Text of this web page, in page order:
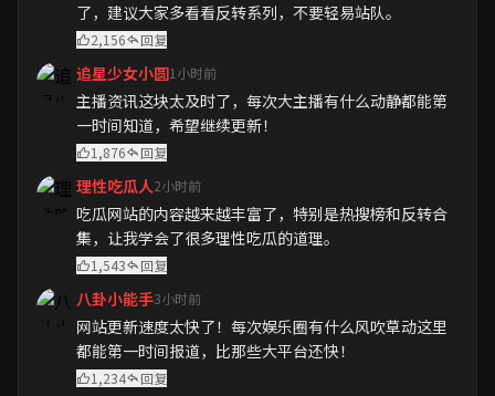
了，建议大家多看看反转系列，不要轻易站队。
2,156 回复
追星少女小圆1小时前
主播资讯这块太及时了，每次大主播有什么动静都能第
一时间知道，希望继续更新！
1,876 回复
理性吃瓜人2小时前
吃瓜网站的内容越来越丰富了，特别是热搜榜和反转合
集，让我学会了很多理性吃瓜的道理。
1,543 回复
八卦小能手3小时前
网站更新速度太快了！每次娱乐圈有什么风吹草动这里
都能第一时间报道，比那些大平台还快！
1,234 回复